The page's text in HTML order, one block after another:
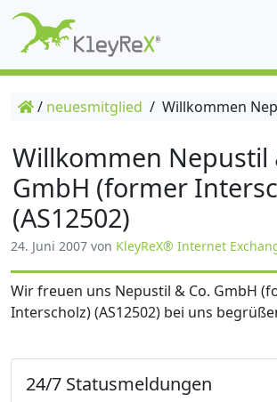
/ neuesmitglied / Willkommen
Willkommen Nepustil
GmbH (former
(AS12502)
24. Juni 2007 von KleyReX® Internet
Wir freuen uns Nepustil & Co. GmbH
Interscholz) (AS12502) bei uns
24/7 Statusmeldungen